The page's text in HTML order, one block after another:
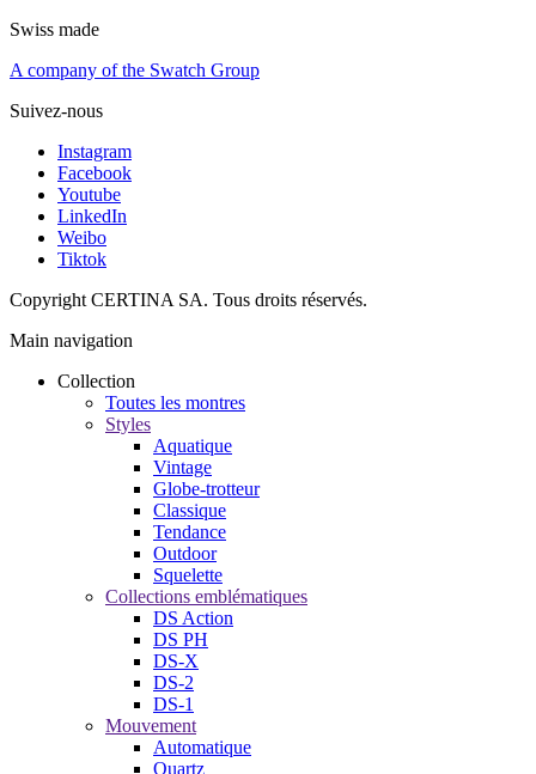
Swiss made
A company of the Swatch Group
Suivez-nous
Instagram
Facebook
Youtube
LinkedIn
Weibo
Tiktok
Copyright CERTINA SA. Tous droits réservés.
Main navigation
Collection
Toutes les montres
Styles
Aquatique
Vintage
Globe-trotteur
Classique
Tendance
Outdoor
Squelette
Collections emblématiques
DS Action
DS PH
DS-X
DS-2
DS-1
Mouvement
Automatique
Quartz